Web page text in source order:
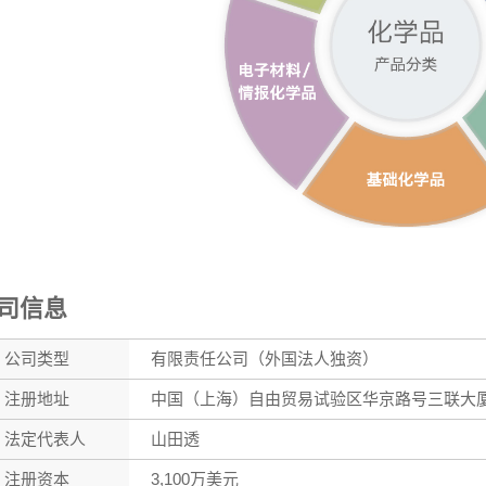
信息
公司类型 有限责任公司（外国法人独资）
注册地址 中国（上海）自由贸易试验区华京路号三联大
法定代表人 山田透
注册资本 3,100万美元